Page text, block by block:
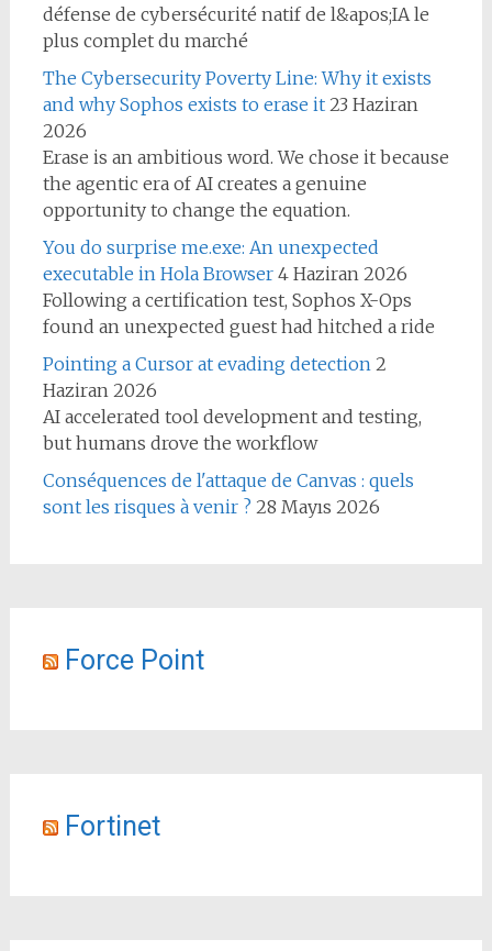
défense de cybersécurité natif de l&apos;IA le
plus complet du marché
The Cybersecurity Poverty Line: Why it exists
and why Sophos exists to erase it 23 Haziran
2026
Erase is an ambitious word. We chose it because
the agentic era of AI creates a genuine
opportunity to change the equation.
You do surprise me.exe: An unexpected
executable in Hola Browser 4 Haziran 2026
Following a certification test, Sophos X-Ops
found an unexpected guest had hitched a ride
Pointing a Cursor at evading detection 2
Haziran 2026
AI accelerated tool development and testing,
but humans drove the workflow
Conséquences de l'attaque de Canvas : quels
sont les risques à venir ? 28 Mayıs 2026
Force Point
Fortinet